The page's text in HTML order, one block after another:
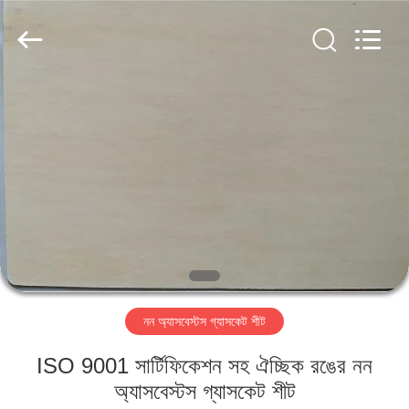
কারখানা
Ningbo
Friction
Materials
নন অ্যাসবেস্টস গ্যাসকেট শীট
ISO 9001 সার্টিফিকেশন সহ ঐচ্ছিক রঙের নন
অ্যাসবেস্টস গ্যাসকেট শীট